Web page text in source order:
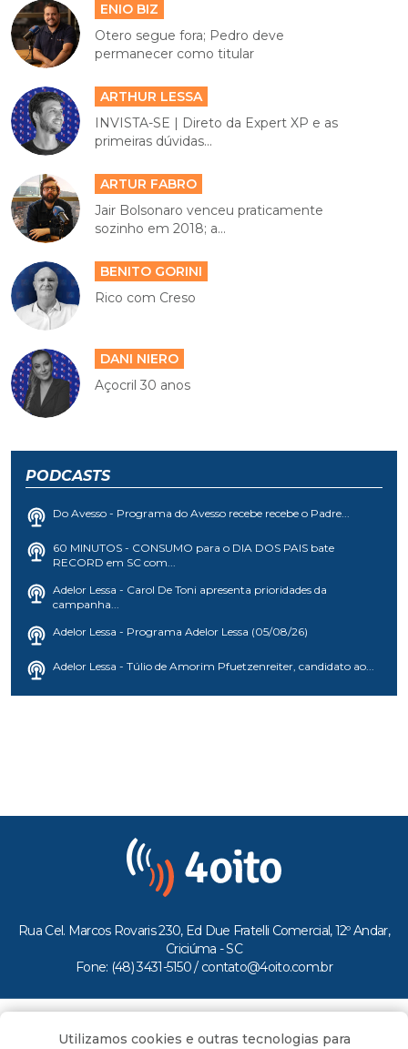
ENIO BIZ
Otero segue fora; Pedro deve
permanecer como titular
ARTHUR LESSA
INVISTA-SE | Direto da Expert XP e as
primeiras dúvidas...
ARTUR FABRO
Jair Bolsonaro venceu praticamente
sozinho em 2018; a...
BENITO GORINI
Rico com Creso
DANI NIERO
Açocril 30 anos
PODCASTS
Do Avesso - Programa do Avesso recebe recebe o Padre...
60 MINUTOS - CONSUMO para o DIA DOS PAIS bate
RECORD em SC com...
Adelor Lessa - Carol De Toni apresenta prioridades da
campanha...
Adelor Lessa - Programa Adelor Lessa (05/08/26)
Adelor Lessa - Túlio de Amorim Pfuetzenreiter, candidato ao...
Rua Cel. Marcos Rovaris 230, Ed Due Fratelli Comercial, 12º Andar,
Criciúma - SC
Fone: (48) 3431-5150 / contato@4oito.com.br
Todos os direitos reservados ao Portal 4oito
Utilizamos cookies e outras tecnologias para